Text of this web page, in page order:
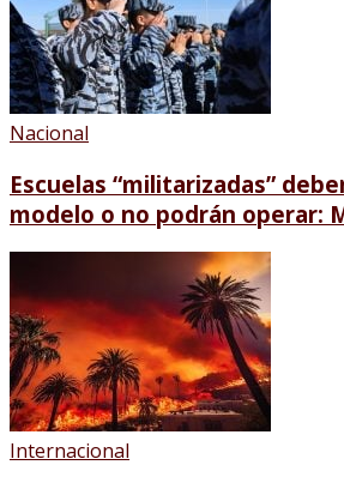
Nacional
Escuelas “militarizadas”
modelo o no podrán operar:
Internacional